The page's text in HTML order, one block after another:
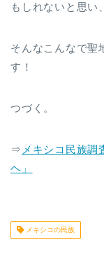
もしれないと思い
そんなこんなで聖
す！
つづく。
⇒ メキシコ民族
ヘ」
メキシコの民族